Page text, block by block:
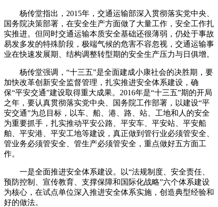
杨传堂指出，2015年，交通运输部深入贯彻落实党中央、
国务院决策部署，在安全生产方面做了大量工作，安全工作扎
实推进。但同时交通运输本质安全基础还很薄弱，仍处于事故
易发多发的特殊阶段，极端气候的危害不容忽视，交通运输事
业在快速发展期、结构调整转型期的安全生产压力与日俱增。
杨传堂强调，“十三五”是全面建成小康社会的决胜期，要
加快改革创新安全监督管理，扎实推进安全体系建设，确
保“平安交通”建设取得重大成果。2016年是“十三五”期的开局
之年，要认真贯彻落实党中央、国务院工作部署，以建设“平
安交通”为总目标，以车、船、港、路、站、工地和人的安全
为重要抓手，扎实推动平安公路、平安车、平安站、平安船
舶、平安港、平安工地等建设，真正做到管行业必须管安全、
管业务必须管安全、管生产必须管安全，重点做好五方面工
作。
一是全面推进安全体系建设。以“法规制度、安全责任、
预防控制、宣传教育、支撑保障和国际化战略”六个体系建设
为核心，在试点单位深入推进安全体系实施，创造典型经验和
好的做法。